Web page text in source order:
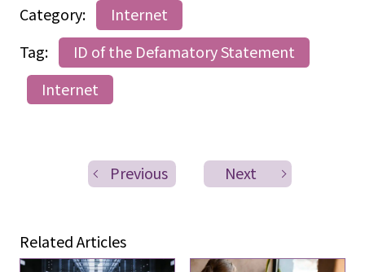
Category:
Internet
Tag:
ID of the Defamatory Statement
Internet
Previous Next
Related Articles